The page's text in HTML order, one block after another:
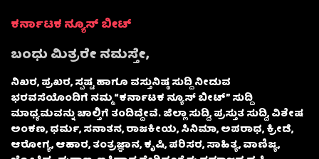
ಕರ್ನಾಟಕ ನ್ಯೂಸ್ ಬೀಟ್
ಬಂಧು ಮಿತ್ರರೇ ನಮಸ್ತೇ,
ನಿಖರ, ಪ್ರಖರ, ಸ್ಪಷ್ಟ ಹಾಗೂ ವಸ್ತುನಿಷ್ಠ ಸುದ್ದಿ ನೀಡುವ
ಭರವಸೆಯೊಂದಿಗೆ ನಮ್ಮ “ಕರ್ನಾಟಕ ನ್ಯೂಸ್ ಬೀಟ್” ಸುದ್ದಿ
ಮಾಧ್ಯಮವನ್ನು ಚಾಲ್ತಿಗೆ ತಂದಿದ್ದೇವೆ. ಜಿಲ್ಲಾ ಸುದ್ದಿ, ಪ್ರಸ್ತುತ ಸುದ್ದಿ, ವಿಶೇಷ
ಅಂಕಣ, ಧರ್ಮ, ಸನಾತನ, ರಾಜಕೀಯ, ಸಿನಿಮಾ, ಅಪರಾಧ, ಕ್ರೀಡೆ,
ಆರೋಗ್ಯ, ಆಹಾರ, ತಂತ್ರಜ್ಞಾನ, ಕೃಷಿ, ಪರಿಸರ, ಸಾಹಿತ್ಯ, ವಾಣಿಜ್ಯ,